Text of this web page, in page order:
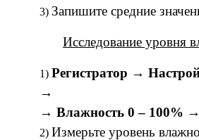
Запишите средние
Исследование уровня
Регистратор →
→
→ Влажность 0 – 100%
Измерьте уровень